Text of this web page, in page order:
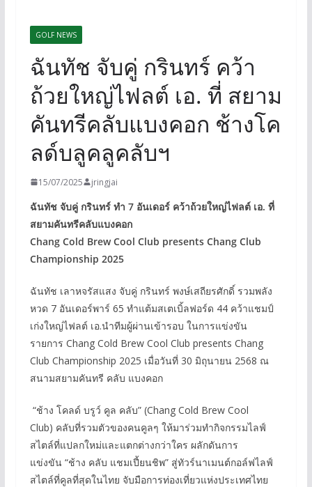
GOLF NEWS
ฉันทัช จับคู่ กรินทร์ คว้า
ถ้วยใหญ่ไฟลต์ เอ. ที่ สยาม
คันทรีคลับแบงคอก ช้างโค
ลด์บลูคลูคลับฯ
15/07/2025 jringjai
ฉันทัช จับคู่ กรินทร์ ทำ 7 อันเดอร์ คว้าถ้วยใหญ่ไฟลต์ เอ. ที่
สยามคันทรีคลับแบงคอก
Chang Cold Brew Cool Club presents Chang Club
Championship 2025
ฉันทัช เลาหจรัสแสง จับคู่ กรินทร์ พงษ์เสถียรศักดิ์ รวมพลัง
หวด 7 อันเดอร์พาร์ 65 ทำแต้มสเตเบิ้ลฟอร์ด 44 คว้าแชมป์
เก่งใหญ่ไฟลต์ เอ.นำทีมผู้ผ่านเข้ารอบ ในการแข่งขัน
รายการ Chang Cold Brew Cool Club presents Chang
Club Championship 2025 เมื่อวันที่ 30 มิถุนายน 2568 ณ
สนามสยามคันทรี คลับ แบงคอก
“ช้าง โคลด์ บรูว์ คูล คลับ” (Chang Cold Brew Cool
Club) คลับที่รวมตัวของคนคูลๆ ให้มาร่วมทำกิจกรรมไลฟ์
สไตล์ที่แปลกใหม่และแตกต่างกว่าใคร ผลักดันการ
แข่งขัน “ช้าง คลับ แชมเปี้ยนชิพ” สู่ทัวร์นาเมนต์กอล์ฟไลฟ์
สไตล์ที่คูลที่สุดในไทย จับมือการท่องเที่ยวแห่งประเทศไทย